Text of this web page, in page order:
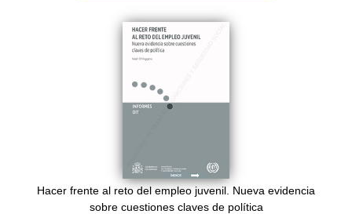
Hacer frente al reto del empleo juvenil. Nueva evidencia
sobre cuestiones claves de política